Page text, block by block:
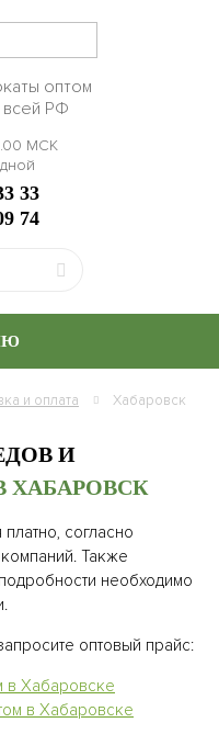
оптом
всей РФ
МСК
33
74
и оплата Хабаровск
И
ХАБАРОВСК
согласно
Также
необходимо
оптовый прайс:
в Хабаровске
в Хабаровске